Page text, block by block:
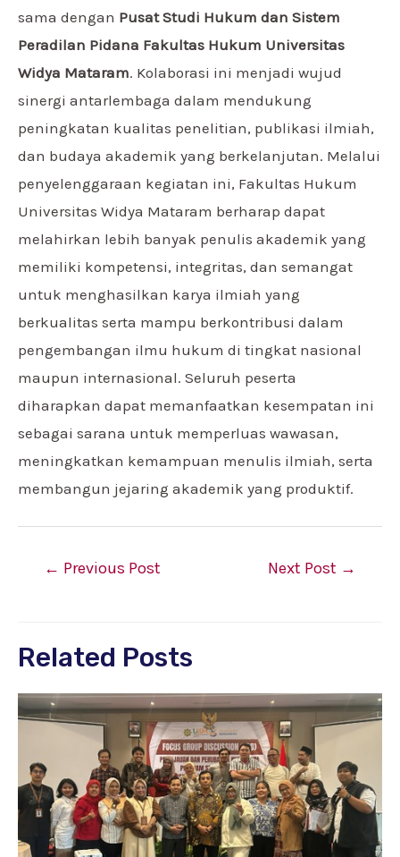
sama dengan Pusat Studi Hukum dan Sistem
Peradilan Pidana Fakultas Hukum Universitas
Widya Mataram. Kolaborasi ini menjadi wujud
sinergi antarlembaga dalam mendukung
peningkatan kualitas penelitian, publikasi ilmiah,
dan budaya akademik yang berkelanjutan. Melalui
penyelenggaraan kegiatan ini, Fakultas Hukum
Universitas Widya Mataram berharap dapat
melahirkan lebih banyak penulis akademik yang
memiliki kompetensi, integritas, dan semangat
untuk menghasilkan karya ilmiah yang
berkualitas serta mampu berkontribusi dalam
pengembangan ilmu hukum di tingkat nasional
maupun internasional. Seluruh peserta
diharapkan dapat memanfaatkan kesempatan ini
sebagai sarana untuk memperluas wawasan,
meningkatkan kemampuan menulis ilmiah, serta
membangun jejaring akademik yang produktif.
← Previous Post Next Post →
Related Posts